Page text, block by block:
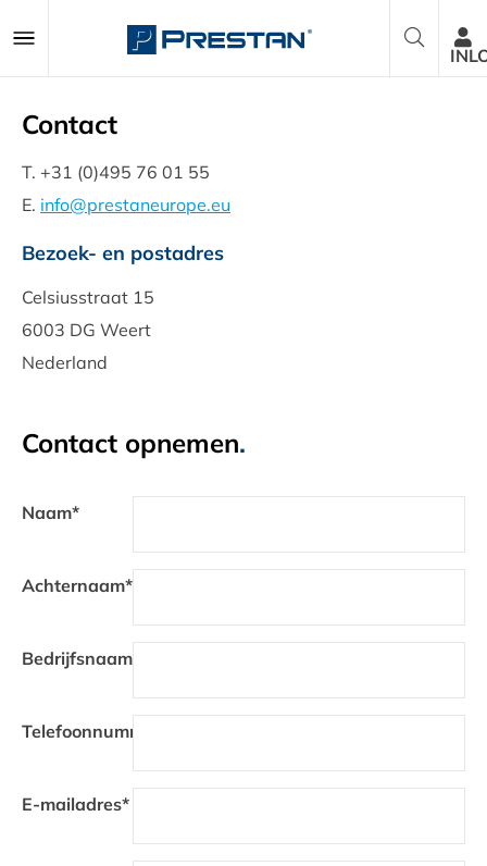
Reanimatiepoppen
Pakketten
Contact
T. +31 (0)495 76 01 55
E. info@prestaneurope.eu
Bezoek- en postadres
Celsiusstraat 15
6003 DG Weert
Nederland
Contact opnemen.
Naam*
Achternaam*
Bedrijfsnaam*
Telefoonnummer*
E-mailadres*